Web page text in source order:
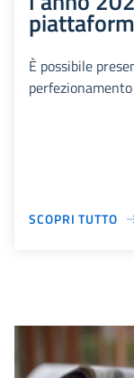
È possibile
SCOPRI TUTTO